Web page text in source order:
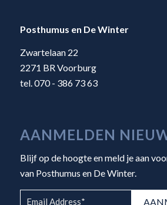
Posthumus en De Winter
Zwartelaan 22
2271 BR Voorburg
tel. 070 - 386 73 63
AANMELDEN
Blijf op de hoogte en meld je aan
van Posthumus en De Winter.